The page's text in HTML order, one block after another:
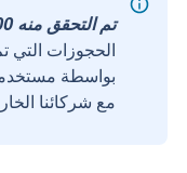
تم التحقق منه 100%
الحجوزات التي
مع شركائنا